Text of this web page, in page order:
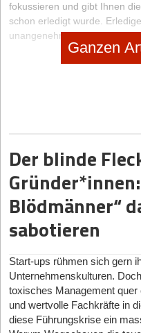
fokussieren und gibt Ihnen
schon erledigt wurde.
unangenehme Aufgaben
6. Machen Sie Pausen
7. Lassen Sie sich nicht
Auch wenn es Ihnen schwer
Arbeit den Kontakt zu Ihren
vermeiden. Signalisieren Sie
Hier heißt es, Linie zu
Heimarbeit auf Dauer nicht
Hat Ihnen der Artikel
Dann melden Sie sich
exklusive Inhalte zu erhalten.
Ganzen
Der blinde
Blödmänner“
sabotieren
Start-ups rühmen sich gern
Unternehmenskulturen.
toxisches Management
und wertvolle Fachkräfte in
diese Führungskrise ein